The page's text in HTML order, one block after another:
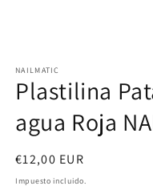
NAILMATIC
Plastilina
agua Roja
Precio
habitual
€12,00 EUR
Impuesto incluido.